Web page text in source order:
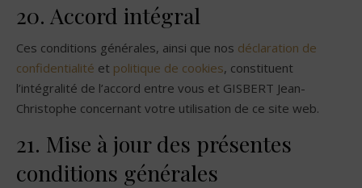
20. Accord intégral
Ces conditions générales, ainsi que nos déclaration de
confidentialité et politique de cookies, constituent
l’intégralité de l’accord entre vous et GISBERT Jean-
Christophe concernant votre utilisation de ce site web.
21. Mise à jour des présentes
conditions générales